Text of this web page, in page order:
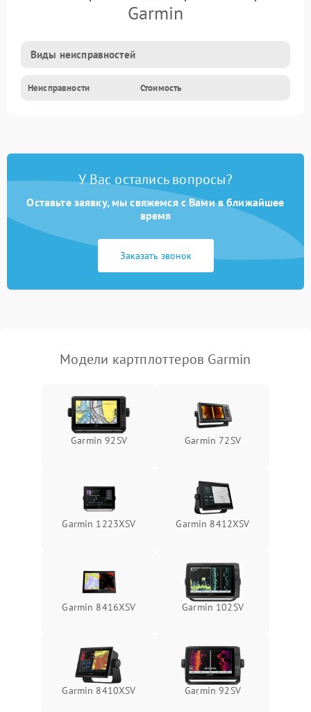
Garmin
Виды неисправностей
Неисправности Стоимость
У Вас остались вопросы?
Оставьте заявку, мы свяжемся с Вами в ближайшее
время
Заказать звонок
Модели картплоттеров Garmin
Garmin 92SV Garmin 72SV
Garmin 1223XSV Garmin 8412XSV
Garmin 8416XSV Garmin 102SV
Garmin 8410XSV Garmin 92SV